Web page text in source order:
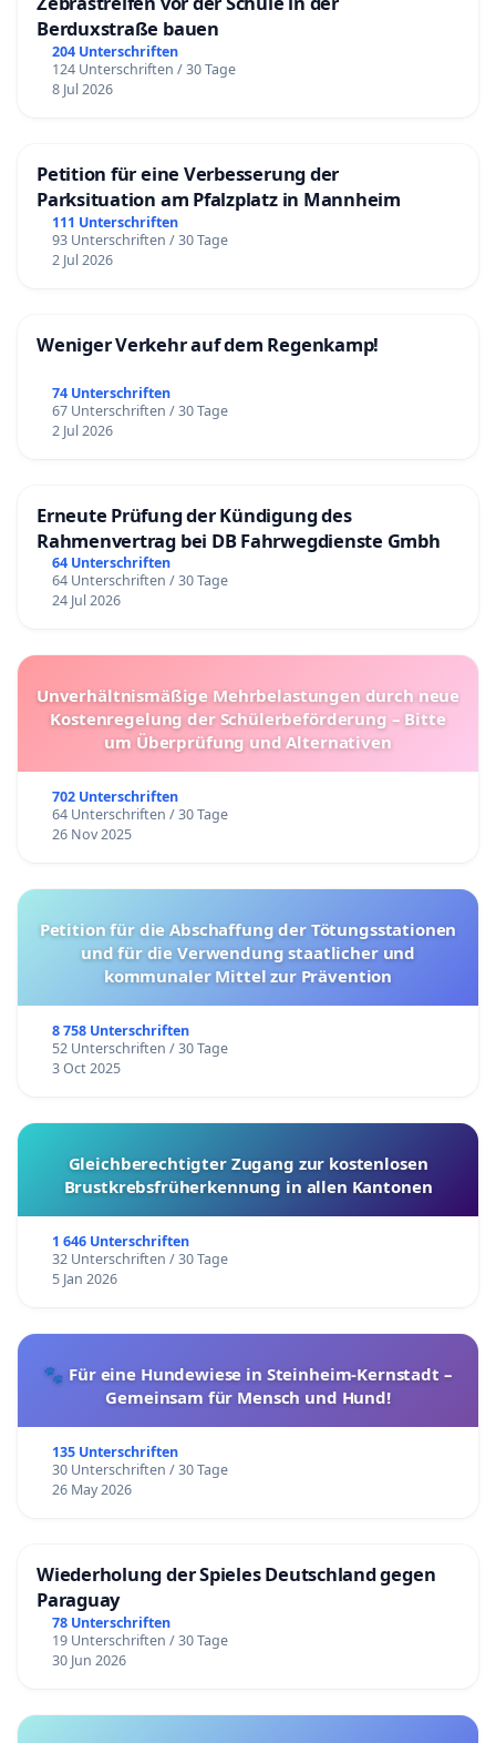
Berduxstraße bauen
204 Unterschriften
124 Unterschriften / 30 Tage
8 Jul 2026
Petition für eine Verbesserung der
Parksituation am Pfalzplatz in Mannheim
111 Unterschriften
93 Unterschriften / 30 Tage
2 Jul 2026
Weniger Verkehr auf dem Regenkamp!
74 Unterschriften
67 Unterschriften / 30 Tage
2 Jul 2026
Erneute Prüfung der Kündigung des
Rahmenvertrag bei DB Fahrwegdienste Gmbh
64 Unterschriften
64 Unterschriften / 30 Tage
24 Jul 2026
Unverhältnismäßige Mehrbelastungen durch neue
Kostenregelung der Schülerbeförderung – Bitte
um Überprüfung und Alternativen
702 Unterschriften
64 Unterschriften / 30 Tage
26 Nov 2025
Petition für die Abschaffung der Tötungsstationen
und für die Verwendung staatlicher und
kommunaler Mittel zur Prävention
8 758 Unterschriften
52 Unterschriften / 30 Tage
3 Oct 2025
Gleichberechtigter Zugang zur kostenlosen
Brustkrebsfrüherkennung in allen Kantonen
1 646 Unterschriften
32 Unterschriften / 30 Tage
5 Jan 2026
🐾 Für eine Hundewiese in Steinheim-Kernstadt –
Gemeinsam für Mensch und Hund!
135 Unterschriften
30 Unterschriften / 30 Tage
26 May 2026
Wiederholung der Spieles Deutschland gegen
Paraguay
78 Unterschriften
19 Unterschriften / 30 Tage
30 Jun 2026